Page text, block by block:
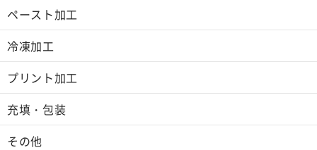
ペースト加工
冷凍加工
プリント加工
充填・包装
その他